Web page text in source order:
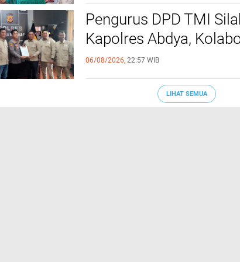
Pengurus DPD TMI
Kapolres Abdya,
06/08/2026, 22:57 WIB
LIHAT SEMUA